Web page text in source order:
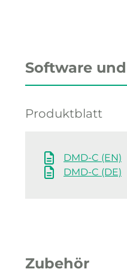
Software
Produktblatt
DMD-C (EN)
DMD-C (DE)
Zubehör